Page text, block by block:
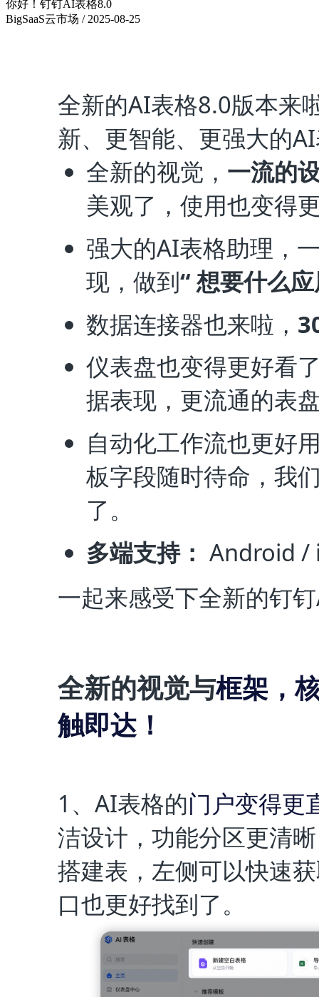
你好！钉钉AI表格8.0
BigSaaS云市场 / 2025-08-25
全新的AI表格8.0版本来
新、更智能、更强大的
全新的视觉， 一流的
美观了，使用也变得
强大的AI表格助理，
现，做到“ 想要什么
数据连接器也来啦，
仪表盘也变得更好看
据表现，更流通的表
自动化工作流也更好
板字段随时待命，我
了。
多端支持： Android /
一起来感受下全新的钉
全新的视觉与框架，
触即达！
1、AI表格的门户变得更
洁设计，功能分区更清
搭建表，左侧可以快速
口也更好找到了。